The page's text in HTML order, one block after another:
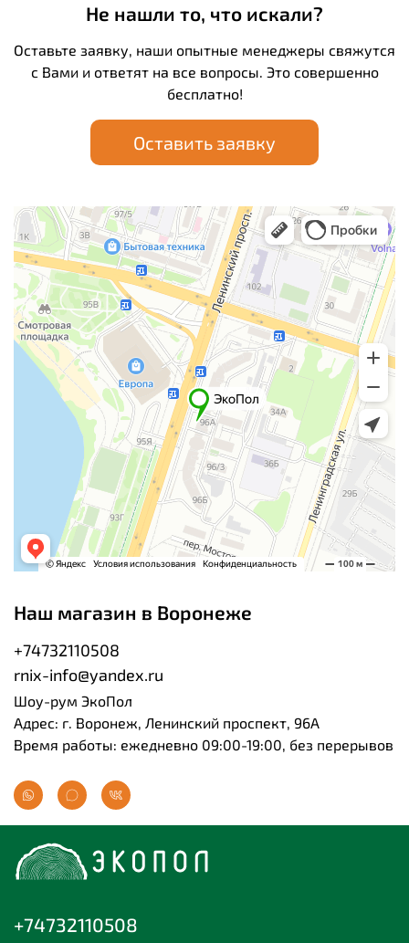
Не нашли то, что искали?
Оставьте заявку, наши опытные менеджеры свяжутся
с Вами и ответят на все вопросы. Это совершенно
бесплатно!
Оставить заявку
Наш магазин в Воронеже
+74732110508
rnix-info@yandex.ru
Шоу-рум ЭкоПол
Адрес: г. Воронеж, Ленинский проспект, 96А
Время работы: ежедневно 09:00-19:00, без перерывов
+74732110508